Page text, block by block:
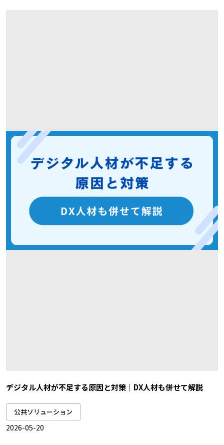
デジタル人材が不足する原因と対策｜DX人材も併せて解説
公共ソリューション
2026-05-20